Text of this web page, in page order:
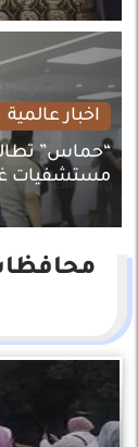
اخبار عالمية
“حماس”
مستشفيات غزة